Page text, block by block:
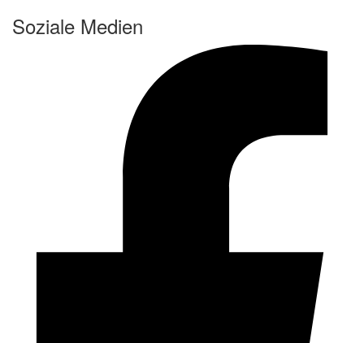
Soziale Medien